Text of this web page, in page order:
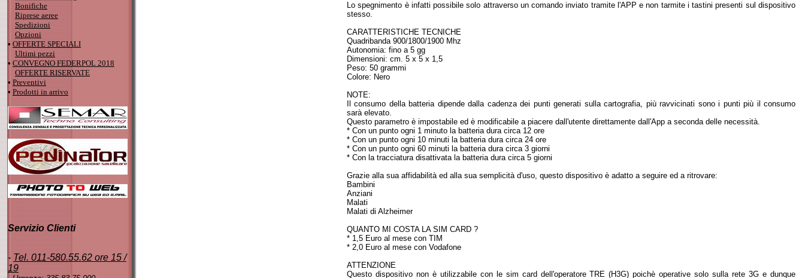
Bonifiche
Riprese aeree
Spedizioni
Opzioni
• OFFERTE SPECIALI
Ultimi pezzi
• CONVEGNO FEDERPOL 2018
OFFERTE RISERVATE
• Preventivi
• Prodotti in arrivo
Servizio Clienti
- Tel. 011-580.55.62 ore 15 /
19
Lo spegnimento è infatti possibile solo attraverso un comando inviato tramite l'APP e non tarmite i tastini presenti sul dispositivo
stesso.
CARATTERISTICHE TECNICHE
Quadribanda 900/1800/1900 Mhz
Autonomia: fino a 5 gg
Dimensioni: cm. 5 x 5 x 1,5
Peso: 50 grammi
Colore: Nero
NOTE:
Il consumo della batteria dipende dalla cadenza dei punti generati sulla cartografia, più ravvicinati sono i punti più il consumo
sarà elevato.
Questo parametro è impostabile ed è modificabile a piacere dall'utente direttamente dall'App a seconda delle necessità.
* Con un punto ogni 1 minuto la batteria dura circa 12 ore
* Con un punto ogni 10 minuti la batteria dura circa 24 ore
* Con un punto ogni 60 minuti la batteria dura circa 3 giorni
* Con la tracciatura disattivata la batteria dura circa 5 giorni
Grazie alla sua affidabilità ed alla sua semplicità d'uso, questo dispositivo è adatto a seguire ed a ritrovare:
Bambini
Anziani
Malati
Malati di Alzheimer
QUANTO MI COSTA LA SIM CARD ?
* 1,5 Euro al mese con TIM
* 2,0 Euro al mese con Vodafone
ATTENZIONE
Questo dispositivo non è utilizzabile con le sim card dell'operatore TRE (H3G) poichè operative solo sulla rete 3G e dunque